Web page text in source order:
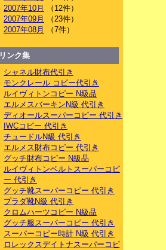
2007年10月
（12件）
2007年09月
（23件）
2007年08月
（7件）
リンク集
シャネル財布代引き
モンクレール コピー代引き
ルイヴィトンコピー N級品
エルメスバーキンN級 代引き
ディオールスーパーコピー 代引き
IWCコピー 代引き
チュードルN級 代引き
エルメス財布コピー 代引き
グッチ財布コピー N級品
ルイヴィトンベルトスーパーコピ
ー 代引き
グッチ靴スーパーコピー 代引き
プラダ靴N級 代引き
クロムハーツコピー N級品
グッチ服スーパーコピー 代引き
スーパーコピー時計 N級 代引き
ロレックスデイトナスーパーコピ